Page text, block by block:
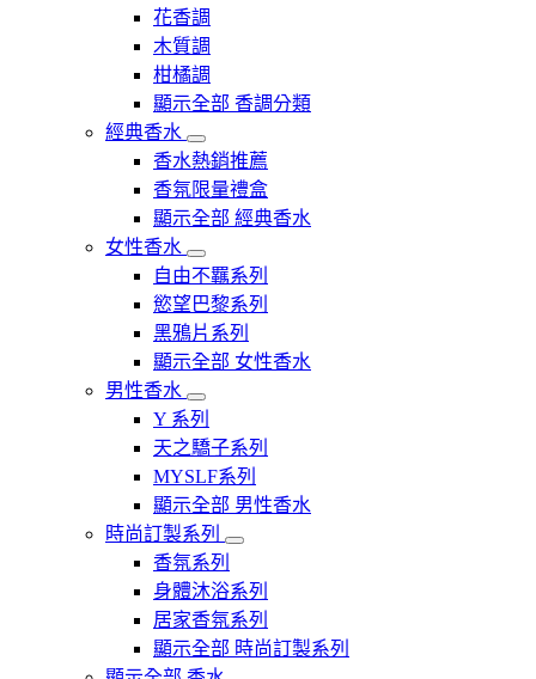
花香調
木質調
柑橘調
顯示全部 香調分類
經典香水
香水熱銷推薦
香氛限量禮盒
顯示全部 經典香水
女性香水
自由不羈系列
慾望巴黎系列
黑鴉片系列
顯示全部 女性香水
男性香水
Y 系列
天之驕子系列
MYSLF系列
顯示全部 男性香水
時尚訂製系列
香氛系列
身體沐浴系列
居家香氛系列
顯示全部 時尚訂製系列